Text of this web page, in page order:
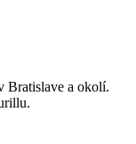
Bratislave a okolí.